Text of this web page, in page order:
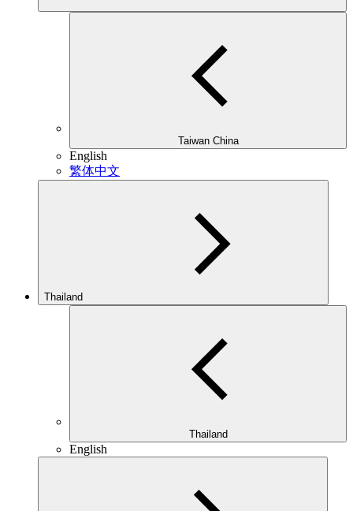
Taiwan China
English
繁体中文
Thailand
Thailand
English